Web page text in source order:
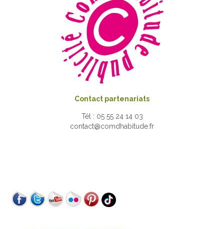
Contact partenariats
Tél : 05 55 24 14 03
contact@comdhabitude.fr